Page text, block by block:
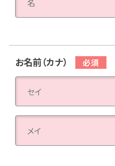
お名前（カナ）